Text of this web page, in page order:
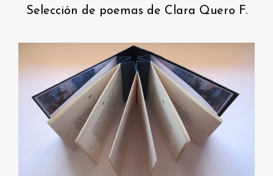
Selección de poemas de Clara Quero F.